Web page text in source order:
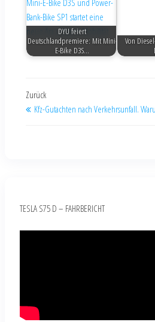
DYU feiert
Deutschlandpremiere: Mit Mini-
E-Bike D3S…
Von
Zurück
Kfz-Gutachten nach Verkehrsunfall.
TESLA S75 D – FAHRBERICHT